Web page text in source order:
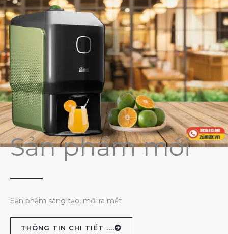
Sản phẩm mới
Sản phẩm sáng tạo, mới ra mắt
THÔNG TIN CHI TIẾT ....